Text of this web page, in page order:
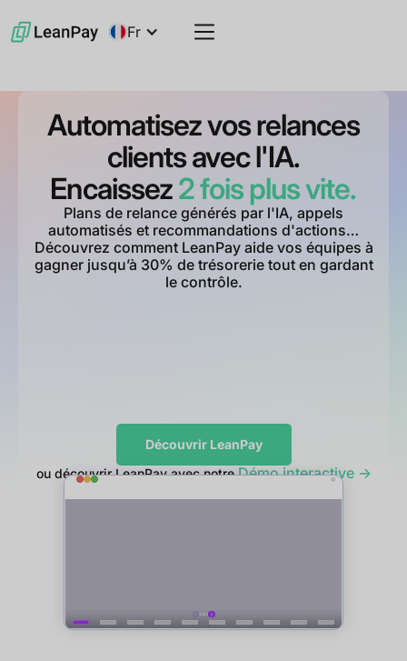
Fr
Automatisez vos relances
clients avec l'IA.
Encaissez2 fois plus vite.
Plans de relance générés par l'IA, appels
automatisés et recommandations d'actions…
Découvrez comment LeanPay aide vos équipes à
gagner jusqu’à 30% de trésorerie tout en gardant
le contrôle.
Découvrir LeanPay
ou découvrir LeanPay avec notreDémo interactive ->